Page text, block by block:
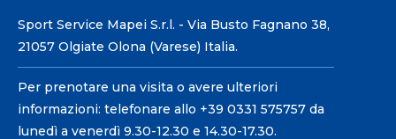
Sport Service Mapei S.r.l. - Via Busto Fagnano 38,
21057 Olgiate Olona (Varese) Italia.
Per prenotare una visita o avere ulteriori
informazioni: telefonare allo +39 0331 575757 da
lunedì a venerdì 9.30-12.30 e 14.30-17.30.